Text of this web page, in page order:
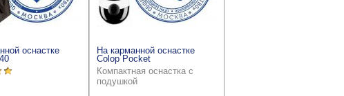
оснастке
На карманной оснастке
Colop Pocket
Компактная оснастка с
подушкой